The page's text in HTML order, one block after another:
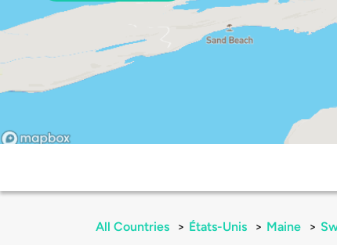
All Countries > États-Unis > Maine >